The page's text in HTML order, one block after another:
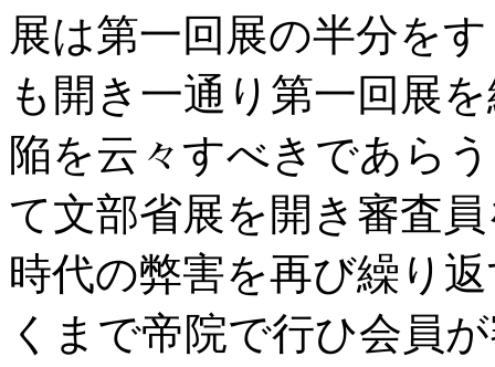
展は第一回展の半分を
も開き一通り第一回展
陥を云々すべきであら
て文部省展を開き審査
時代の弊害を再び繰り
くまで帝院で行ひ会員